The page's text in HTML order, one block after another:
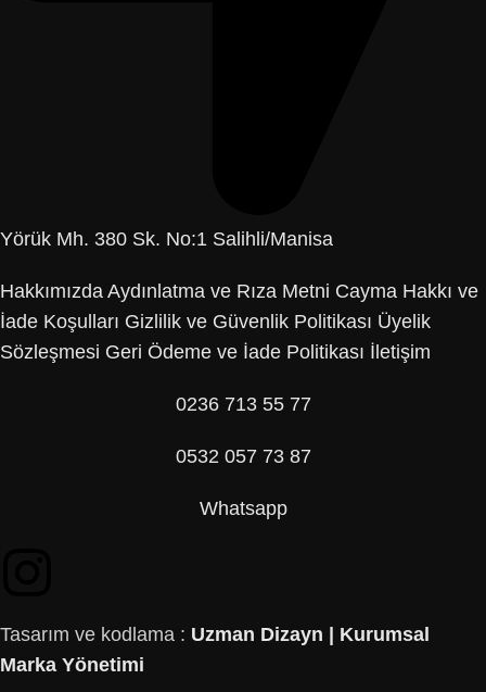
Yörük Mh. 380 Sk. No:1 Salihli/Manisa
Hakkımızda Aydınlatma ve Rıza Metni Cayma Hakkı ve
İade Koşulları Gizlilik ve Güvenlik Politikası Üyelik
Sözleşmesi Geri Ödeme ve İade Politikası İletişim
0236 713 55 77
0532 057 73 87
Whatsapp
Tasarım ve kodlama : Uzman Dizayn | Kurumsal
Marka Yönetimi